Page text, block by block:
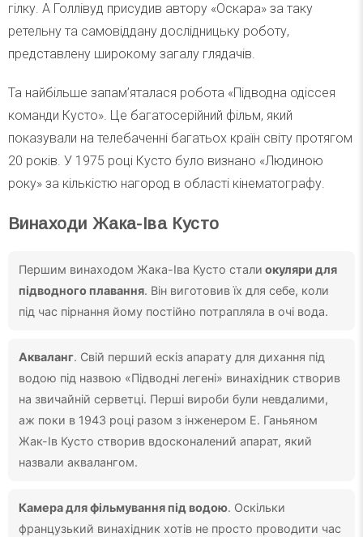
гілку. А Голлівуд присудив автору «Оскара» за таку
ретельну та самовіддану дослідницьку роботу,
представлену широкому загалу глядачів.
Та найбільше запам’яталася робота «Підводна одіссея
команди Кусто». Це багатосерійний фільм, який
показували на телебаченні багатьох країн світу протягом
20 років. У 1975 році Кусто було визнано «Людиною
року» за кількістю нагород в області кінематографу.
Винаходи Жака-Іва Кусто
Першим винаходом Жака-Іва Кусто стали окуляри для
підводного плавання. Він виготовив їх для себе, коли
під час пірнання йому постійно потрапляла в очі вода.
Акваланг. Свій перший ескіз апарату для дихання під
водою під назвою «Підводні легені» винахідник створив
на звичайній серветці. Перші вироби були невдалими,
аж поки в 1943 році разом з інженером Е. Ганьяном
Жак-Ів Кусто створив вдосконалений апарат, який
назвали аквалангом.
Камера для фільмування під водою. Оскільки
французький винахідник хотів не просто проводити час